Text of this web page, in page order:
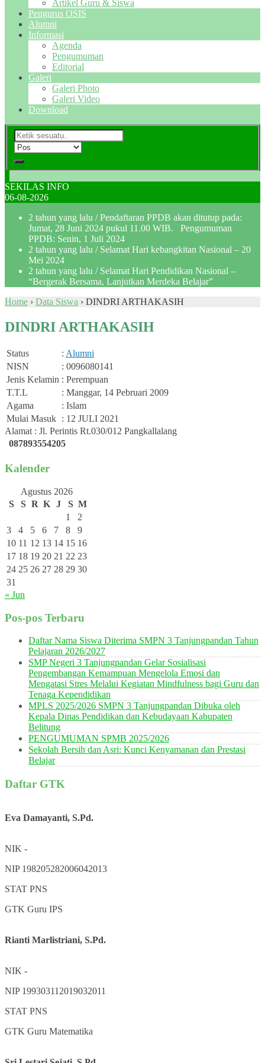
Artikel Guru & Siswa
Pengurus OSIS
Alumni
Informasi
Agenda
Pengumuman
Editorial
Galeri
Galeri Photo
Galeri Video
Download
SEKILAS INFO
06-08-2026
2 tahun yang lalu / Pendaftaran PPDB akan ditutup pada:
Jumat, 28 Juni 2024 pukul 11.00 WIB. Pengumuman
PPDB: Senin, 1 Juli 2024
2 tahun yang lalu / Selamat Hari kebangkitan Nasional – 20
Mei 2024
2 tahun yang lalu / Selamat Hari Pendidikan Nasional –
“Bergerak Bersama, Lanjutkan Merdeka Belajar”
Home › Data Siswa › DINDRI ARTHAKASIH
DINDRI ARTHAKASIH
Status : Alumni
NISN
: 0096080141
Jenis Kelamin : Perempuan
T.T.L
: Manggar, 14 Pebruari 2009
Agama
: Islam
Mulai Masuk : 12 JULI 2021
Alamat : Jl. Perintis Rt.030/012 Pangkallalang
087893554205
Kalender
Agustus 2026
S
S R K J S M
1
2
3
4 5 6 7 8
9
10 11 12 13 14 15 16
17 18 19 20 21 22 23
24 25 26 27 28 29 30
31
« Jun
Pos-pos Terbaru
Daftar Nama Siswa Diterima SMPN 3 Tanjungpandan Tahun
Pelajaran 2026/2027
SMP Negeri 3 Tanjungpandan Gelar Sosialisasi
Pengembangan Kemampuan Mengelola Emosi dan
Mengatasi Stres Melalui Kegiatan Mindfulness bagi Guru dan
Tenaga Kependidikan
MPLS 2025/2026 SMPN 3 Tanjungpandan Dibuka oleh
Kepala Dinas Pendidikan dan Kebudayaan Kabupaten
Belitung
PENGUMUMAN SPMB 2025/2026
Sekolah Bersih dan Asri: Kunci Kenyamanan dan Prestasi
Belajar
Daftar GTK
Eva Damayanti, S.Pd.
NIK -
NIP 198205282006042013
STAT PNS
GTK Guru IPS
Rianti Marlistriani, S.Pd.
NIK -
NIP 199303112019032011
STAT PNS
GTK Guru Matematika